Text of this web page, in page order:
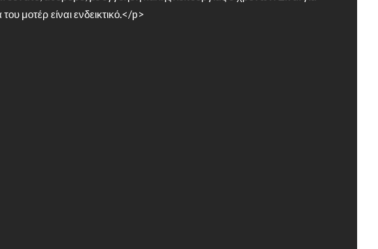
μοτέρ είναι ενδεικτικό.</p>